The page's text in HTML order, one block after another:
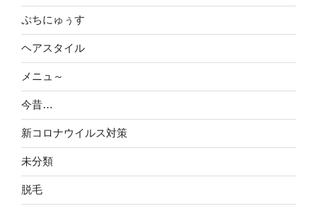
ぷちにゅぅす
ヘアスタイル
メニュ～
今昔…
新コロナウイルス対策
未分類
脱毛